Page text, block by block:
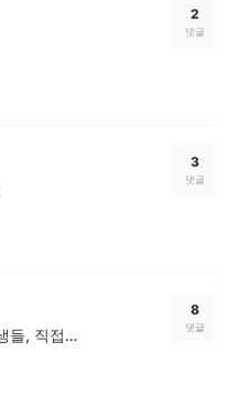
2
댓글
3
댓글
단지 내 교복 입고 담배 피우는 학생들, 직접 훈계한다 vs 조용히 신고만 한다
8
댓글